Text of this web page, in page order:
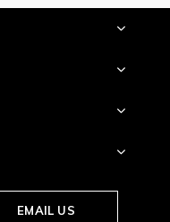
EMAIL US